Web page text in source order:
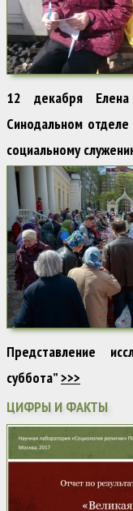
12 декабря
Синодальном
социальному
Представление
суббота”>>>
ЦИФРЫ И ФАКТЫ